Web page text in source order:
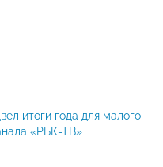
итоги года для малого
«РБК-ТВ»